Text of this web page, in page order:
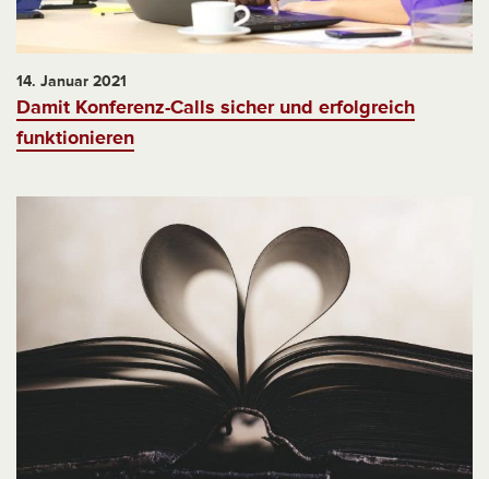
14. Januar 2021
Damit Konferenz-Calls sicher und erfolgreich
funktionieren